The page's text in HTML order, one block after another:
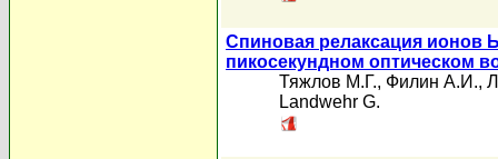
Спиновая релаксация ионов
пикосекундном оптическом
Тяжлов М.Г., Филин А.И.,
Landwehr G.